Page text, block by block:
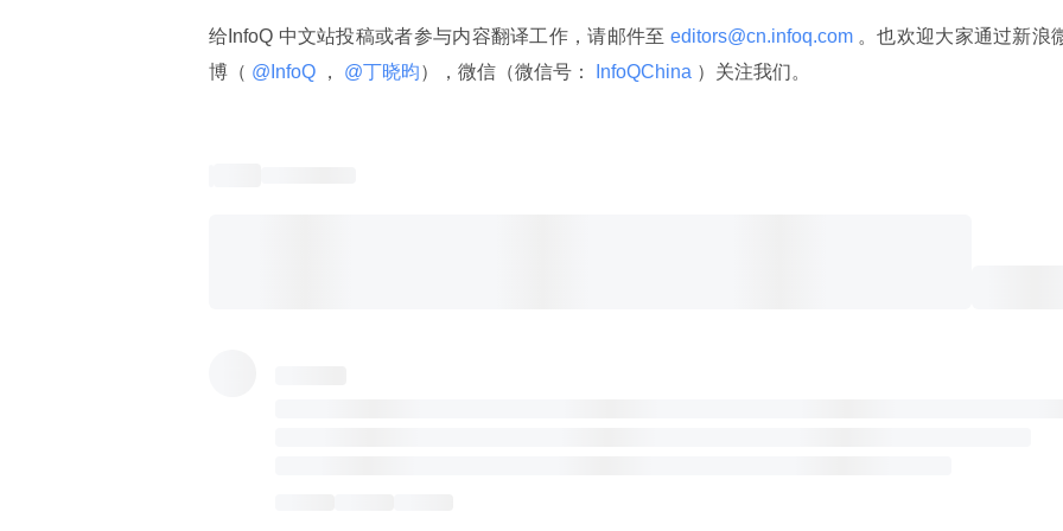
给InfoQ 中文站投稿或者参与内容翻译工作，请邮件至 editors@cn.infoq.com 。也欢迎大家通过新浪
博（ @InfoQ ， @丁晓昀），微信（微信号： InfoQChina ）关注我们。